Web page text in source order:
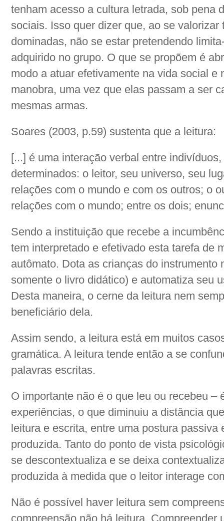
tenham acesso a cultura letrada, sob pena
sociais. Isso quer dizer que, ao se
dominadas, não se estar pretendendo
adquirido no grupo. O que se propõem é
modo a atuar efetivamente na vida social e
manobra, uma vez que elas passam a ser
mesmas armas.
Soares (2003, p.59) sustenta que a leitura:
[...] é uma interação verbal entre
determinados: o leitor, seu universo, seu
relações com o mundo e com os outros; o
relações com o mundo; entre os dois;
Sendo a instituição que recebe a
tem interpretado e efetivado esta tarefa de
autômato. Dota as crianças do instrumento
somente o livro didático) e automatiza seu
Desta maneira, o cerne da leitura nem
beneficiário dela.
Assim sendo, a leitura está em muitos
gramática. A leitura tende então a se
palavras escritas.
O importante não é o que leu ou recebeu –
experiências, o que diminuiu a distância
leitura e escrita, entre uma postura passiva
produzida. Tanto do ponto de vista
se descontextualiza e se deixa
produzida à medida que o leitor interage
Não é possível haver leitura sem
compreensão não há leitura. Compreender